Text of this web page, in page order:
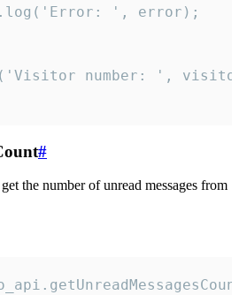
', error);
number: ',
#
the number of unread messages from